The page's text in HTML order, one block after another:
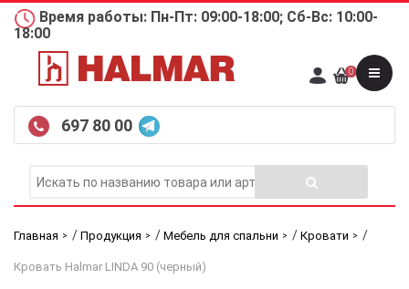
Время работы: Пн-Пт: 09:00-18:00; Сб-Вс: 10:00-
18:00
697 80 00
0
Главная / Продукция / Мебель для спальни / Кровати /
Кровать Halmar LINDA 90 (черный)